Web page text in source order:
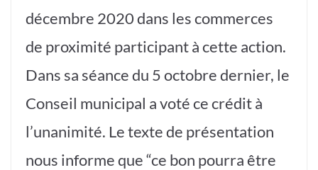
décembre 2020 dans les commerces
de proximité participant à cette action.
Dans sa séance du 5 octobre dernier, le
Conseil municipal a voté ce crédit à
l’unanimité. Le texte de présentation
nous informe que “ce bon pourra être